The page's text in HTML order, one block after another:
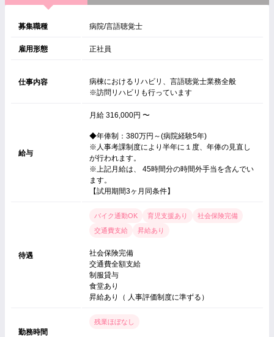
募集職種 病院/言語聴覚士
雇用形態 正社員
仕事内容
病棟におけるリハビリ、言語聴覚士業務全般
※訪問リハビリも行っています
給与
月給 316,000円 〜
◆年俸制：380万円～(病院経験5年)
※人事考課制度により半年に１度、年俸の見直し
が行われます。
※上記月給は、 45時間分の時間外手当を含んでい
ます。
【試用期間3ヶ月同条件】
待遇
バイク通勤OK 育児支援あり
社会保険完備
交通費支給
昇給あり
社会保険完備
交通費全額支給
制服貸与
食堂あり
昇給あり（ 人事評価制度に準ずる）
勤務時間
残業ほぼなし